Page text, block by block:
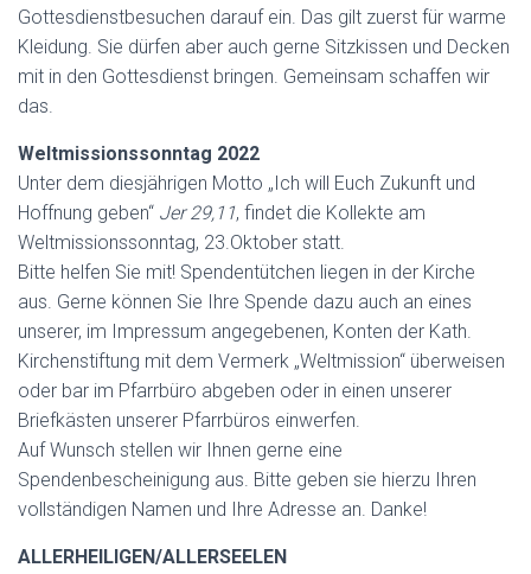
Gottesdienstbesuchen darauf ein. Das gilt zuerst für warme
Kleidung. Sie dürfen aber auch gerne Sitzkissen und Decken
mit in den Gottesdienst bringen. Gemeinsam schaffen wir
das.
Weltmissionssonntag 2022
Unter dem diesjährigen Motto „Ich will Euch Zukunft und
Hoffnung geben“ Jer 29,11, findet die Kollekte am
Weltmissionssonntag, 23.Oktober statt.
Bitte helfen Sie mit! Spendentütchen liegen in der Kirche
aus. Gerne können Sie Ihre Spende dazu auch an eines
unserer, im Impressum angegebenen, Konten der Kath.
Kirchenstiftung mit dem Vermerk „Weltmission“ überweisen
oder bar im Pfarrbüro abgeben oder in einen unserer
Briefkästen unserer Pfarrbüros einwerfen.
Auf Wunsch stellen wir Ihnen gerne eine
Spendenbescheinigung aus. Bitte geben sie hierzu Ihren
vollständigen Namen und Ihre Adresse an. Danke!
ALLERHEILIGEN/ALLERSEELEN